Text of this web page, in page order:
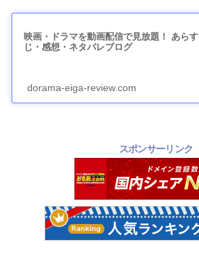
映画・ドラマを動画配信で見放題！ あらす
じ・感想・ネタバレブログ
dorama-eiga-review.com
スポンサーリンク